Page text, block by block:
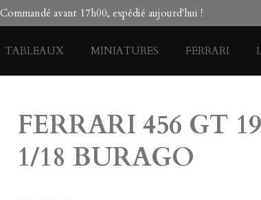
Commandé avant 17h00, expédié aujourd'hui !
TABLEAUX MINIATURES FERRARI
FERRARI 456 GT
1/18 BURAGO